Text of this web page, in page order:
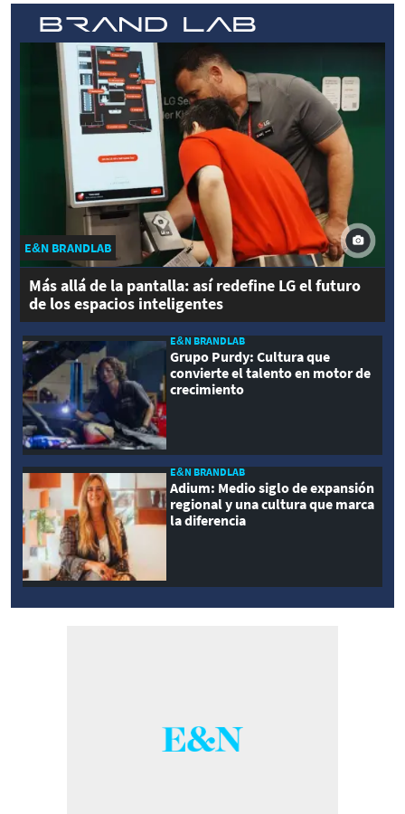
E&N BRANDLAB
Más allá de la pantalla: así redefine LG el futuro
de los espacios inteligentes
E&N BRANDLAB
Grupo Purdy: Cultura que
convierte el talento en motor de
crecimiento
E&N BRANDLAB
Adium: Medio siglo de expansión
regional y una cultura que marca
la diferencia